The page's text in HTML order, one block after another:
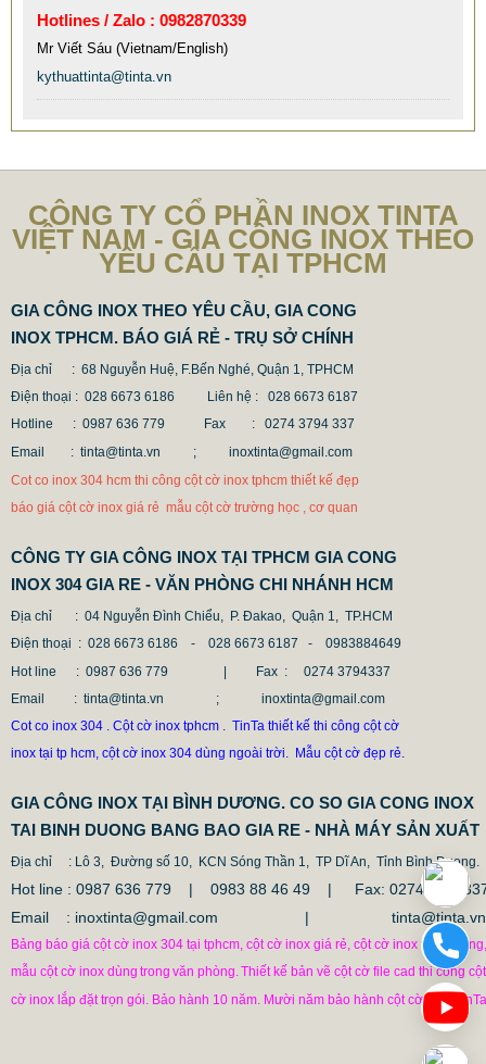
CỘT INOX 304 NÂNG HẠ
685.700 VNĐ 865.700 VNĐ
CỘT CHỐNG VA ĐẬP INOX
1.682.500 VNĐ1.862.500 VNĐ
Mẫu: COT CHONG VA DAP INOX
Hotlines / Zalo : 0982870339
Mr Viết Sáu (Vietnam/English)
kythuattinta@tinta.vn
CÔNG TY CỔ PHẦN INOX TINTA
VIỆT NAM - GIA CÔNG INOX THEO
YÊU CẦU TẠI TPHCM
GIA CÔNG INOX THEO YÊU CẦU, GIA CONG
INOX TPHCM. BÁO GIÁ RẺ - TRỤ SỞ CHÍNH
Địa chỉ : 68 Nguyễn Huệ, F.Bến Nghé, Quận 1, TPHCM
Điện thoại : 028 6673 6186
Liên hệ : 028 6673 6187
Hotline : 0987 636 779 Fax
: 0274 3794 337
Email : tinta@tinta.vn ;
inoxtinta@gmail.com
Cot co inox 304 hcm thi công cột cờ inox tphcm thiết kế đẹp
báo giá cột cờ inox giá rẻ mẫu cột cờ trường học , cơ quan
CÔNG TY GIA CÔNG INOX TẠI TPHCM GIA CONG
INOX 304 GIA RE - VĂN PHÒNG CHI NHÁNH HCM
Địa chỉ
: 04 Nguyễn Đình Chiểu, P. Đakao, Quận 1, TP.HCM
Điện thoại : 028 6673 6186 - 028 6673 6187 -
0983884649
Hot line
: 0987 636 779 | Fax :
0274 3794337
Email
: tinta@tinta.vn ; inoxtinta@gmail.com
Cot co inox 304 . Cột cờ inox tphcm . TinTa thiết kế thi công cột cờ
inox tại tp hcm, cột cờ inox 304 dùng ngoài trời. Mẫu cột cờ đẹp rẻ.
GIA CÔNG INOX TẠI BÌNH DƯƠNG. CO SO GIA CONG INOX
TAI BINH DUONG BANG BAO GIA RE - NHÀ MÁY SẢN XUẤT
Địa chỉ : Lô 3, Đường số 10, KCN Sóng Thần 1, TP Dĩ An, Tỉnh Bình Duong.
Hot line : 0987 636 779 | 0983 88 46 49 |
Fax:
Email : inoxtinta@gmail.com | tinta@tinta.vn
Bảng báo giá cột cờ inox 304 tại tphcm, cột cờ inox giá rẻ, cột cờ inox văn phòng,
mẫu cột cờ inox dùng trong văn phòng. Thiết kế bản vẽ cột cờ file cad thi công cột
cờ inox lắp đặt trọn gói. Bảo hành 10 năm. Mười năm bảo hành cột cờ inox